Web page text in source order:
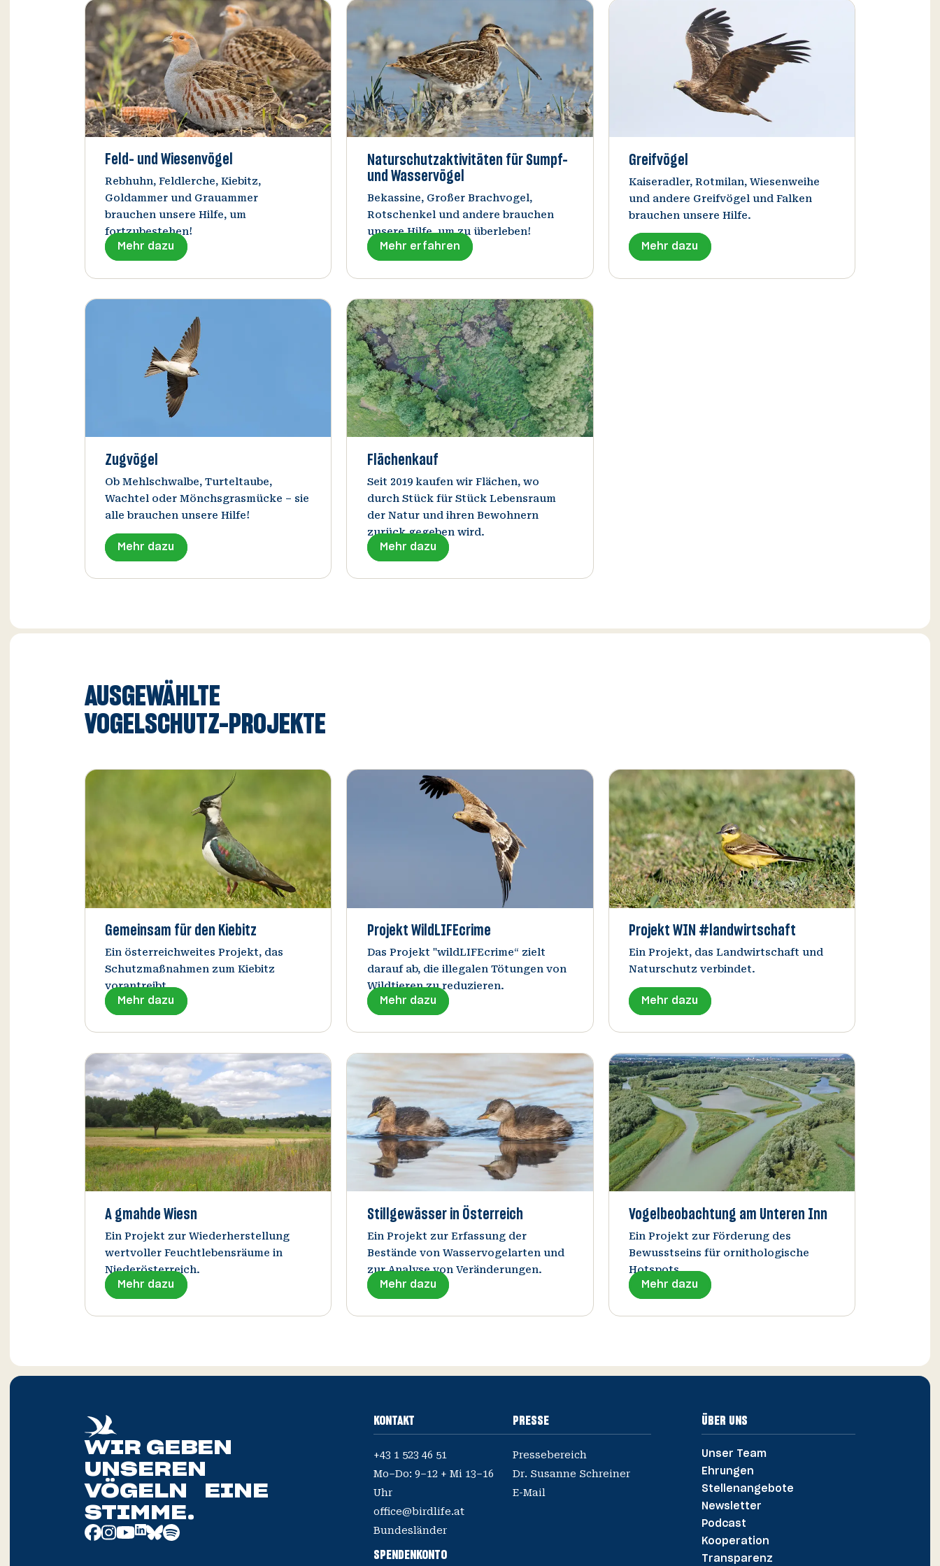
Feld- und Wiesenvögel
Rebhuhn, Feldlerche, Kiebitz,
Goldammer und Grauammer
brauchen unsere Hilfe, um
fortzubestehen!
Mehr dazu
Naturschutzaktivitäten für Sumpf-
und Wasservögel
Bekassine, Großer Brachvogel,
Rotschenkel und andere brauchen
unsere Hilfe, um zu überleben!
Mehr erfahren
Greifvögel
Kaiseradler, Rotmilan, Wiesenweihe
und andere Greifvögel und Falken
brauchen unsere Hilfe.
Mehr dazu
Zugvögel
Ob Mehlschwalbe, Turteltaube,
Wachtel oder Mönchsgrasmücke – sie
alle brauchen unsere Hilfe!
Mehr dazu
Flächenkauf
Seit 2019 kaufen wir Flächen, wo
durch Stück für Stück Lebensraum
der Natur und ihren Bewohnern
zurück gegeben wird.
Mehr dazu
AUSGEWÄHLTE
VOGELSCHUTZ-PROJEKTE
Gemeinsam für den Kiebitz
Ein österreichweites Projekt, das
Schutzmaßnahmen zum Kiebitz
vorantreibt.
Mehr dazu
Projekt WildLIFEcrime
Das Projekt "wildLIFEcrime“ zielt
darauf ab, die illegalen Tötungen von
Wildtieren zu reduzieren.
Mehr dazu
Projekt WIN #landwirtschaft
Ein Projekt, das Landwirtschaft und
Naturschutz verbindet.
Mehr dazu
A gmahde Wiesn
Ein Projekt zur Wiederherstellung
wertvoller Feuchtlebensräume in
Niederösterreich.
Mehr dazu
Stillgewässer in Österreich
Ein Projekt zur Erfassung der
Bestände von Wasservogelarten und
zur Analyse von Veränderungen.
Mehr dazu
Vogelbeobachtung am Unteren Inn
Ein Projekt zur Förderung des
Bewusstseins für ornithologische
Hotspots.
Mehr dazu
WIR GEBEN
UNSEREN
VÖGELN EINE
STIMME.
KONTAKT
+43 1 523 46 51
Mo–Do: 9–12 + Mi 13–16
office@birdlife.at
Bundesländer
PRESSE
Pressebereich
Dr. Susanne Schreiner
E-Mail
SPENDENKONTO
ÜBER UNS
Unser Team
Ehrungen
Stellenangebote
Newsletter
Podcast
Kooperation
Transparenz